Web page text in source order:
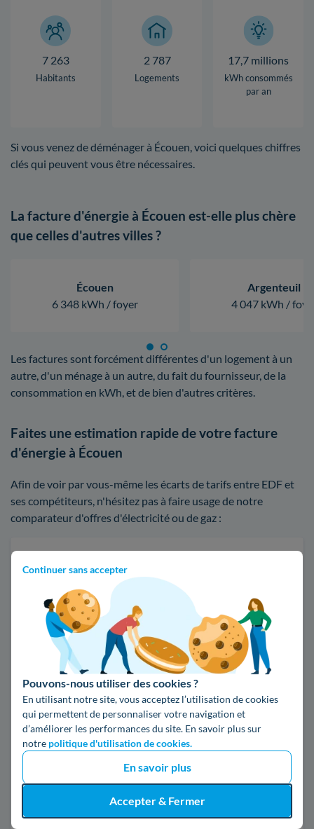
Continuer sans accepter
Pouvons-nous utiliser des cookies ?
En utilisant notre site, vous acceptez l’utilisation de cookies
qui permettent de personnaliser votre navigation et
d’améliorer les performances du site. En savoir plus sur
notre politique d'utilisation de cookies.
En savoir plus
Accepter & Fermer
7 263
Habitants
2 787
Logements
17,7 millions
kWh consommés
par an
Si vous venez de déménager à Écouen, voici quelques chiffres
clés qui peuvent vous être nécessaires.
La facture d'énergie à Écouen est-elle plus chère
que celles d'autres villes ?
Écouen
6 348 kWh / foyer
Argenteuil
4 047 kWh /
Les factures sont forcément différentes d'un logement à un
autre, d'un ménage à un autre, du fait du fournisseur, de la
consommation en kWh, et de bien d'autres critères.
Faites une estimation rapide de votre facture
d'énergie à Écouen
Afin de voir par vous-même les écarts de tarifs entre EDF et
ses compétiteurs, n'hésitez pas à faire usage de notre
comparateur d'offres d'électricité ou de gaz :
Électricité Gaz naturel
Code postal
95440 (ECOUEN)
Pour mon
Logement actuel Emménagement